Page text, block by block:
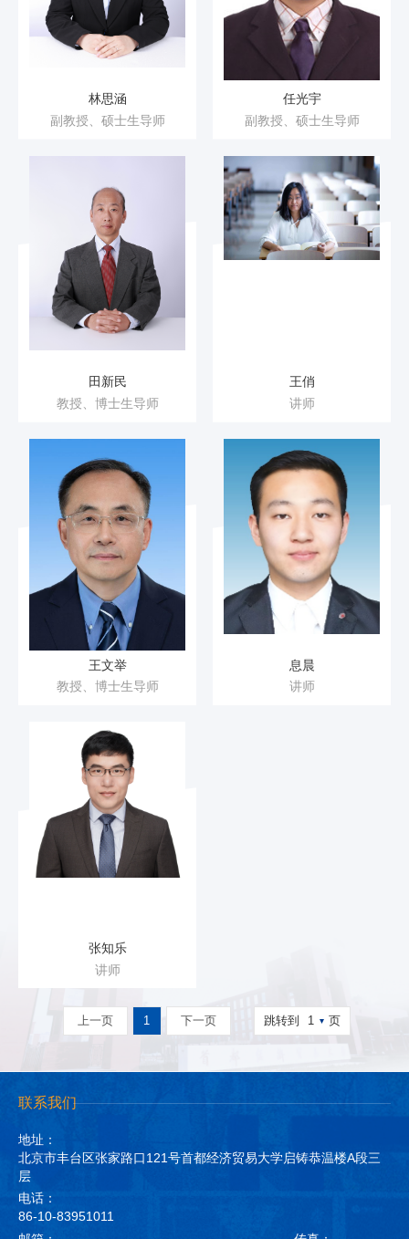
林思涵
副教授、硕士生导师
任光宇
副教授、硕士生导师
田新民
教授、博士生导师
王俏
讲师
王文举
教授、博士生导师
息晨
讲师
张知乐
讲师
上一页 1 下一页 跳转到 1 页
联系我们
地址：
北京市丰台区张家路口121号首都经济贸易大学启铸恭温楼A段三
层
电话：
86-10-83951011